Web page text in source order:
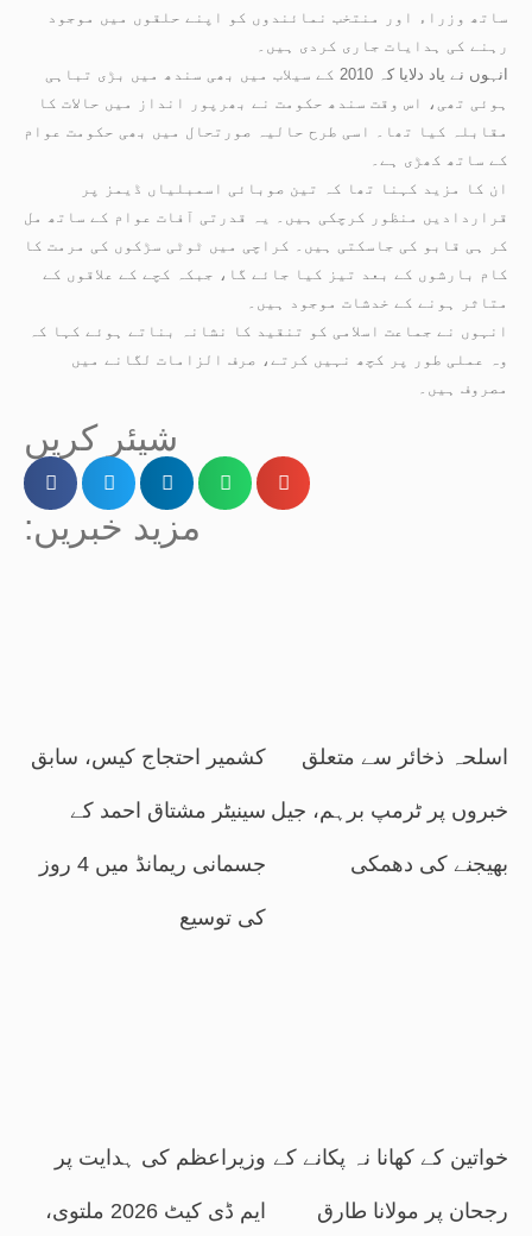
ساتھ وزراء اور منتخب نمائندوں کو اپنے حلقوں میں موجود
رہنے کی ہدایات جاری کردی ہیں۔
انہوں نے یاد دلایا کہ 2010 کے سیلاب میں بھی سندھ میں بڑی تباہی
ہوئی تھی، اس وقت سندھ حکومت نے بھرپور انداز میں حالات کا
مقابلہ کیا تھا۔ اسی طرح حالیہ صورتحال میں بھی حکومت عوام
کے ساتھ کھڑی ہے۔
ان کا مزید کہنا تھا کہ تین صوبائی اسمبلیاں ڈیمز پر
قراردادیں منظور کرچکی ہیں۔ یہ قدرتی آفات عوام کے ساتھ مل
کر ہی قابو کی جاسکتی ہیں۔ کراچی میں ٹوٹی سڑکوں کی مرمت کا
کام بارشوں کے بعد تیز کیا جائے گا، جبکہ کچے کے علاقوں کے
متاثر ہونے کے خدشات موجود ہیں۔
انہوں نے جماعت اسلامی کو تنقید کا نشانہ بناتے ہوئے کہا کہ
وہ عملی طور پر کچھ نہیں کرتے، صرف الزامات لگانے میں
مصروف ہیں۔
شیئر کریں
:مزید خبریں
کشمیر احتجاج کیس، سابق
سینیٹر مشتاق احمد کے
جسمانی ریمانڈ میں 4 روز
کی توسیع
اسلحہ ذخائر سے متعلق
خبروں پر ٹرمپ برہم، جیل
بھیجنے کی دھمکی
وزیراعظم کی ہدایت پر
ایم ڈی کیٹ 2026 ملتوی،
خواتین کے کھانا نہ پکانے کے
رجحان پر مولانا طارق